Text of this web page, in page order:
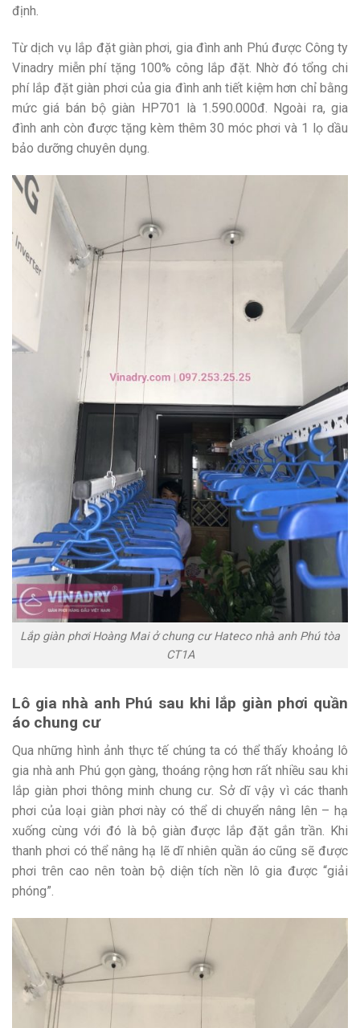
định.
Từ dịch vụ lắp đặt giàn phơi, gia đình anh Phú được Công ty
Vinadry miễn phí tặng 100% công lắp đặt. Nhờ đó tổng chi
phí lắp đặt giàn phơi của gia đình anh tiết kiệm hơn chỉ bằng
mức giá bán bộ giàn HP701 là 1.590.000đ. Ngoài ra, gia
đình anh còn được tặng kèm thêm 30 móc phơi và 1 lọ dầu
bảo dưỡng chuyên dụng.
Lắp giàn phơi Hoàng Mai ở chung cư Hateco nhà anh Phú tòa
CT1A
Lô gia nhà anh Phú sau khi lắp giàn phơi quần
áo chung cư
Qua những hình ảnh thực tế chúng ta có thể thấy khoảng lô
gia nhà anh Phú gọn gàng, thoáng rộng hơn rất nhiều sau khi
lắp giàn phơi thông minh chung cư. Sở dĩ vậy vì các thanh
phơi của loại giàn phơi này có thể di chuyển nâng lên – hạ
xuống cùng với đó là bộ giàn được lắp đặt gắn trần. Khi
thanh phơi có thể nâng hạ lẽ dĩ nhiên quần áo cũng sẽ được
phơi trên cao nên toàn bộ diện tích nền lô gia được “giải
phóng”.